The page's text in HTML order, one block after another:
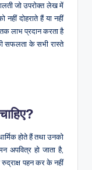
जो उपरोक्त लेख में
दोहराते हैं या नहीं
लाभ प्रदान करता है
सफलता के सभी रास्ते
होते हैं तथा उनको
अपवित्र हो जाता है,
पहन कर के नहीं